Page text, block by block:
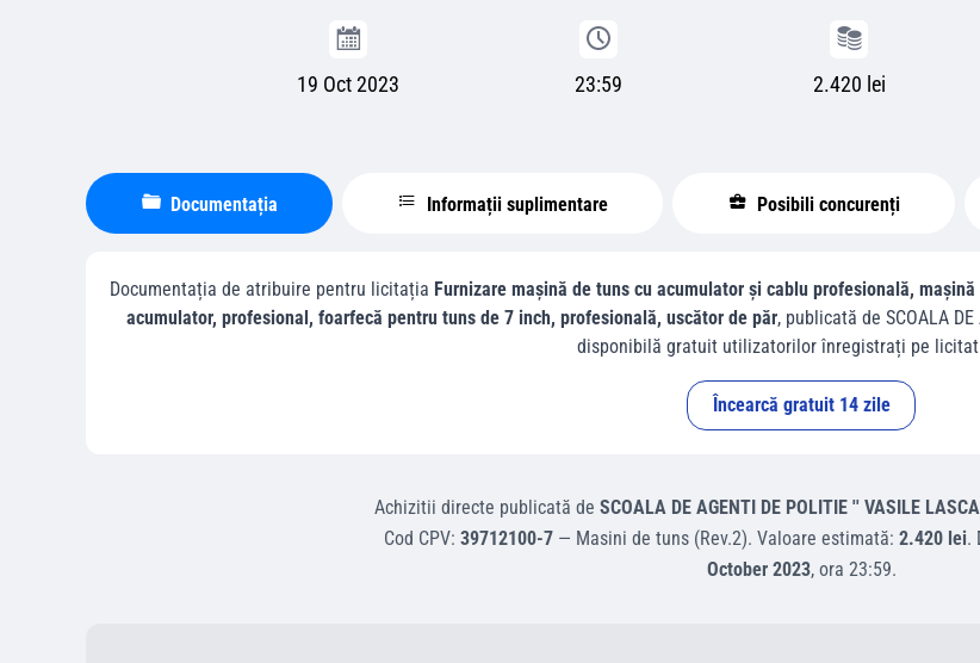
19 Oct 2023 23:59 2.420 lei
Documentația Informații suplimentare Posibili concurenți
Documentația de atribuire pentru licitația Furnizare mașină de tuns cu acumulator și cablu profesională,
acumulator, profesional, foarfecă pentru tuns de 7 inch, profesională, uscător de păr, publicată de SCOALA
disponibilă gratuit utilizatorilor înregistrați pe
Încearcă gratuit 14 zile
Achizitii directe publicată de SCOALA DE AGENTI DE POLITIE '' VASILE
Cod CPV: 39712100-7 — Masini de tuns (Rev.2). Valoare estimată: 2.420 lei.
October 2023, ora 23:59.